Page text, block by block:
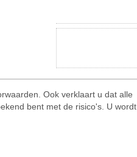
Ook verklaart u dat alle
bent met de risico's. U wordt